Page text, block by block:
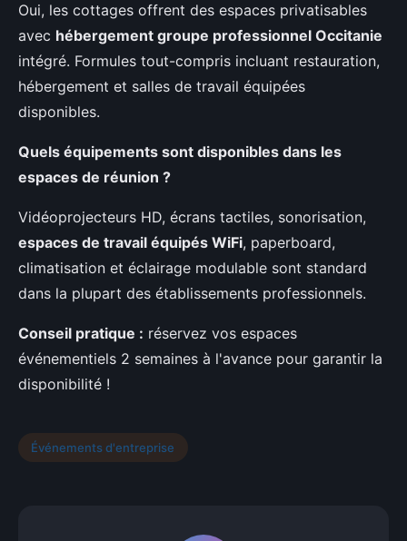
Oui, les cottages offrent des espaces privatisables
avec hébergement groupe professionnel Occitanie
intégré. Formules tout-compris incluant restauration,
hébergement et salles de travail équipées
disponibles.
Quels équipements sont disponibles dans les
espaces de réunion ?
Vidéoprojecteurs HD, écrans tactiles, sonorisation,
espaces de travail équipés WiFi, paperboard,
climatisation et éclairage modulable sont standard
dans la plupart des établissements professionnels.
Conseil pratique : réservez vos espaces
événementiels 2 semaines à l'avance pour garantir la
disponibilité !
Événements d'entreprise